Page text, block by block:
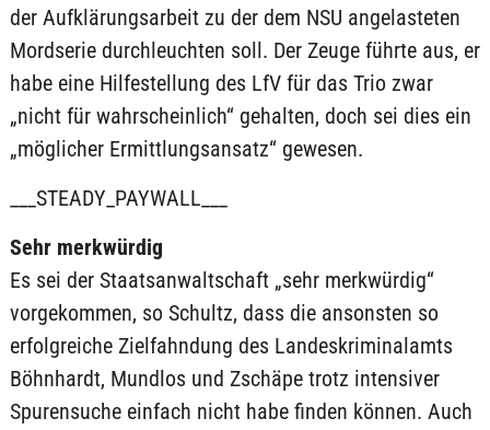
der Aufklärungsarbeit zu der dem NSU angelasteten
Mordserie durchleuchten soll. Der Zeuge führte aus, er
habe eine Hilfestellung des LfV für das Trio zwar
„nicht für wahrscheinlich“ gehalten, doch sei dies ein
„möglicher Ermittlungsansatz“ gewesen.
___STEADY_PAYWALL___
Sehr merkwürdig
Es sei der Staatsanwaltschaft „sehr merkwürdig“
vorgekommen, so Schultz, dass die ansonsten so
erfolgreiche Zielfahndung des Landeskriminalamts
Böhnhardt, Mundlos und Zschäpe trotz intensiver
Spurensuche einfach nicht habe finden können. Auch